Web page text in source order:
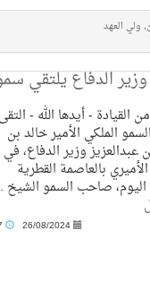
, ولي العهد
الدفاع يلتقي
القيادة - أيدها الله - التقى
الملكي الأمير خالد بن
عبدالعزيز وزير الدفاع، في
بالعاصمة القطرية
اليوم، صاحب السمو الشيخ
26/08/2024